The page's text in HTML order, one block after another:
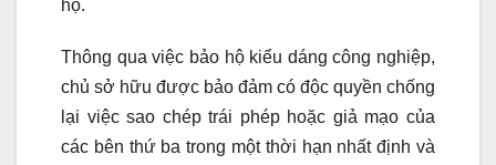
hộ.
Thông qua việc bảo hộ kiểu dáng công nghiệp,
chủ sở hữu được bảo đảm có độc quyền chống
lại việc sao chép trái phép hoặc giả mạo của
các bên thứ ba trong một thời hạn nhất định và